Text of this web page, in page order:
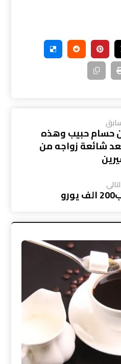
حسام حبيب وهذه
شائعة زواجه من